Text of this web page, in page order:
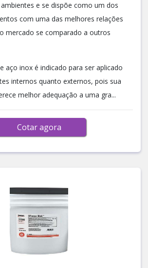
e se dispõe como um dos
com uma das melhores relações
mercado se comparado a outros
aço inox é indicado para ser aplicado
internos quanto externos, pois sua
melhor adequação a uma gra...
Cotar agora